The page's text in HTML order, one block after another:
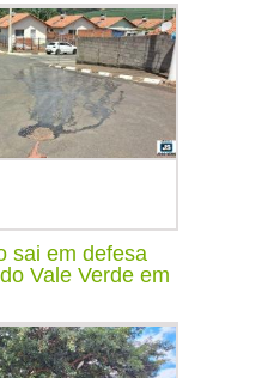
sai em defesa
Vale Verde em